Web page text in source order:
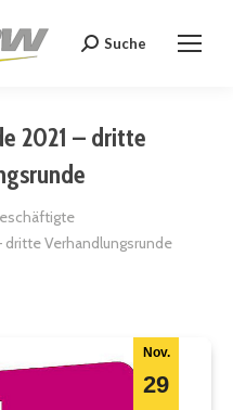
Search:
Suche
2021 – dritte
Verhandlungsrunde
Nov.
29